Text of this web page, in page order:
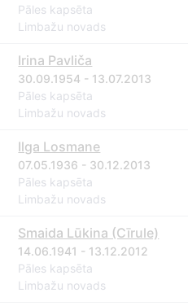
Pāles kapsēta
Limbažu novads
Irina Pavliča
30.09.1954 - 13.07.2013
Pāles kapsēta
Limbažu novads
Ilga Losmane
07.05.1936 - 30.12.2013
Pāles kapsēta
Limbažu novads
Smaida Lūkina (Cīrule)
14.06.1941 - 13.12.2012
Pāles kapsēta
Limbažu novads